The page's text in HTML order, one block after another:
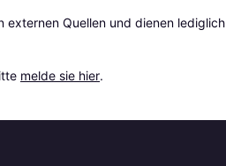
externen Quellen und dienen lediglich
melde sie hier.